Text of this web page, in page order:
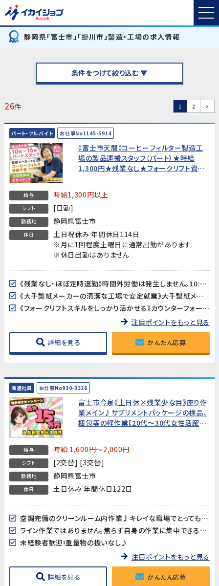
静岡県「富士市」「掛川市」製造・工場の求人情報
条件をつけて絞り込む ▼
26件 1 2 >
パート・アルバイト お仕事No1145-5914
《富士市天間》コーヒーフィルター製造工
場の製品運搬スタッフ（パート）★時給
1,300円★残業なし★フォークリフト資格
給与 時給1,300円以上
シフト [日勤]
勤務地 静岡県富士市
休日
土日祝休み 年間休日114日
※月に1回程度土曜日に通常出勤があります
※休日出勤はありません
《残業なし・ほぼ定時退勤》時間外労働は発生しません。10:00〜16:00のパート勤務でメリハリよく働けます。家庭やプライベートとの両立がしやすい環境です。
《大手製紙メーカーの清潔な工場で安定就業》大手製紙メーカーの工場でのお仕事です。全体空調完備のきれいな環境で、長期的に安定して働けます。
《フォークリフトスキルをしっかり活かせる》カウンターフォークリフトを使った製品運搬がメインの業務です。取り扱う製品は最大10kg程度で、体への負担も少なめです。
注目ポイントをもっと見る
詳細を見る かんたん応募
派遣社員 お仕事No930-3326
富士市今泉《土日休×残業少な目》座り作
業メイン♪サプリメントパッケージの検品、
梱包等の軽作業【20代～30代女性活躍中!
給与 時給 1,600円～2,000円
シフト [2交替] [3交替]
勤務地 静岡県富士市
休日 土日休み 年間休日122日
空調完備のクリーンルーム内作業♪キレイな職場でとっても快適♪
ライン作業ではありません。焦らず自身の作業に集中できる環境です。
未経験者歓迎!重量物の扱いなし♪
注目ポイントをもっと見る
詳細を見る かんたん応募